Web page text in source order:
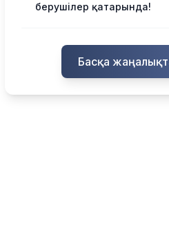
берушілер қатарында!
Басқа